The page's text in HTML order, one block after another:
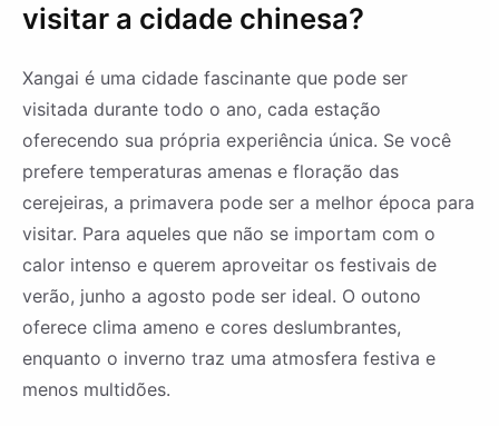
visitar a cidade chinesa?
Xangai é uma cidade fascinante que pode ser
visitada durante todo o ano, cada estação
oferecendo sua própria experiência única. Se você
prefere temperaturas amenas e floração das
cerejeiras, a primavera pode ser a melhor época para
visitar. Para aqueles que não se importam com o
calor intenso e querem aproveitar os festivais de
verão, junho a agosto pode ser ideal. O outono
oferece clima ameno e cores deslumbrantes,
enquanto o inverno traz uma atmosfera festiva e
menos multidões.